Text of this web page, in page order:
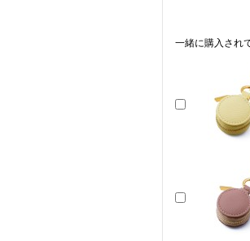
一緒に購入され